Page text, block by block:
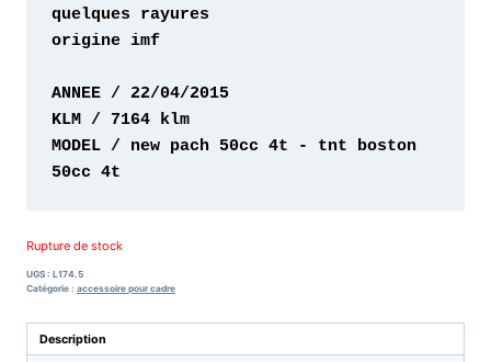
origine imf
ANNEE / 22/04/2015
MODEL / new pach 50cc 4t - tnt boston
50cc 4t
Rupture de stock
UGS : L174.5
Catégorie : accessoire pour cadre
Description